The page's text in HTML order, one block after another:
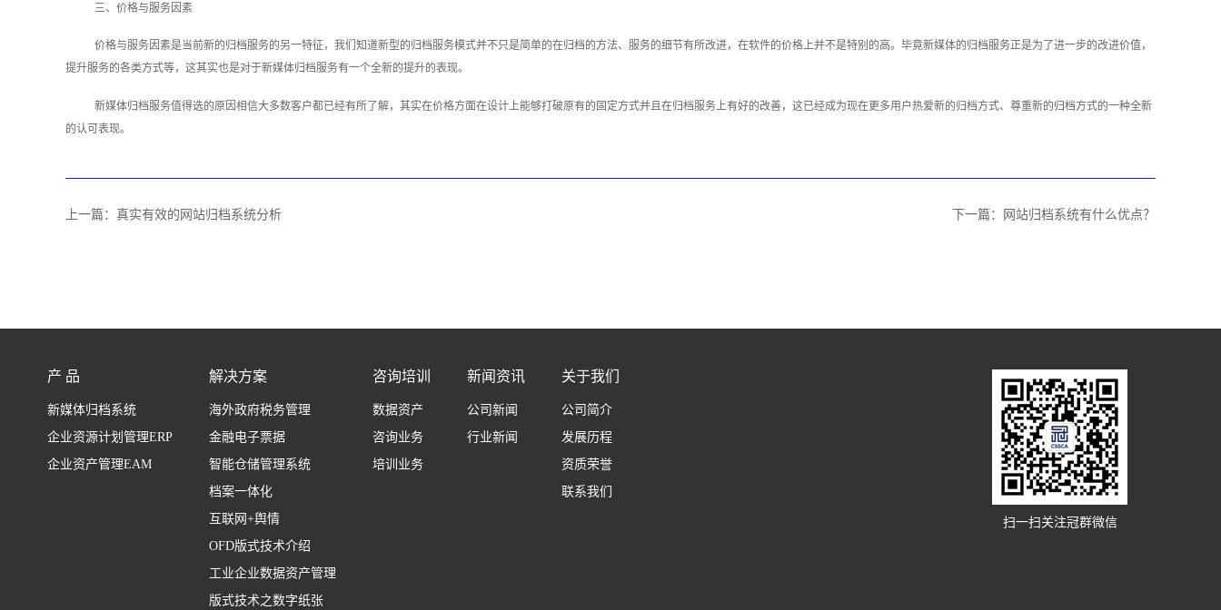
三、价格与服务因素
价格与服务因素是当前新的归档服务的另一特征，我们知道新型的归档服务模式并不只是简单的在归档的方法、服务的细节有所改进，在软件的价格上并不是特别的高。毕竟新媒体的归档服务正是为了进一步的改进价值，
提升服务的各类方式等，这其实也是对于新媒体归档服务有一个全新的提升的表现。
新媒体归档服务值得选的原因相信大多数客户都已经有所了解，其实在价格方面在设计上能够打破原有的固定方式并且在归档服务上有好的改善，这已经成为现在更多用户热爱新的归档方式、尊重新的归档方式的一种全新
的认可表现。
上一篇： 真实有效的网站归档系统分析 下一篇： 网站归档系统有什么优点？
产 品
新媒体归档系统
企业资源计划管理ERP
企业资产管理EAM
解决方案
海外政府税务管理
金融电子票据
智能仓储管理系统
档案一体化
互联网+舆情
OFD版式技术介绍
工业企业数据资产管理
版式技术之数字纸张
咨询培训
数据资产
咨询业务
培训业务
新闻资讯
公司新闻
行业新闻
关于我们
公司简介
发展历程
资质荣誉
联系我们
扫一扫关注冠群微信